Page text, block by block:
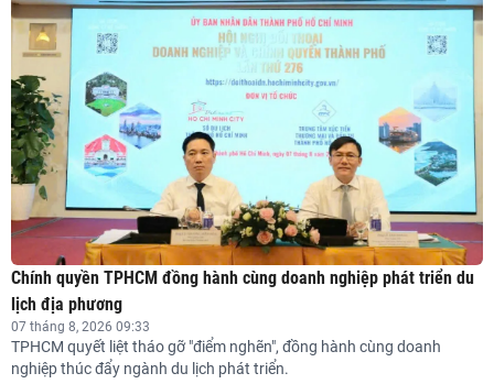
Chính quyền TPHCM đồng hành cùng doanh nghiệp phát triển du
lịch địa phương
07 tháng 8, 2026 09:33
TPHCM quyết liệt tháo gỡ "điểm nghẽn", đồng hành cùng doanh
nghiệp thúc đẩy ngành du lịch phát triển.